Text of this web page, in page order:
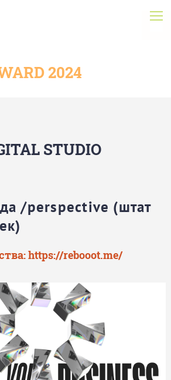
2024
STUDIO
/perspective (штат
https://rebooot.me/